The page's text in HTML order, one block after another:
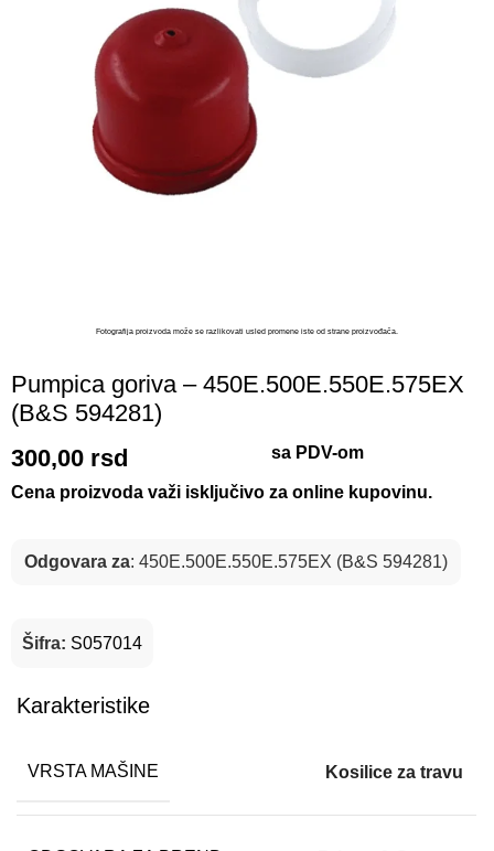
Fotografija proizvoda može se razlikovati usled promene iste od strane proizvođača.​
Pumpica goriva – 450E.500E.550E.575EX
(B&S 594281)
300,00 rsd sa PDV-om
Cena proizvoda važi isključivo za online kupovinu.
Odgovara za: 450E.500E.550E.575EX (B&S 594281)
Šifra: S057014
Karakteristike
VRSTA MAŠINE Kosilice za travu